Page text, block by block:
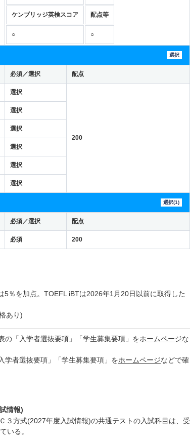
ケンブリッジ英検スコア 配点等
○ ○
選択
必須／選択 配点
選択
200
選択
選択
選択
選択
選択
選択(1)
必須／選択 配点
必須 200
％を加点。TOEFL iBTは2026年1月20日以前に取得した
あり)
「入学者選抜要項」「学生募集要項」をホームページな
者選抜要項」「学生募集要項」をホームページなどで確
情報)
方式(2027年度入試情報)の共通テストの入試科目は、受
いる。